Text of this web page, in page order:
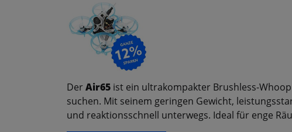
DerAir65 ist ein ultrakompakter Brushless-
suchen. Mit seinem geringen Gewicht,
und reaktionsschnell unterwegs. Ideal für enge